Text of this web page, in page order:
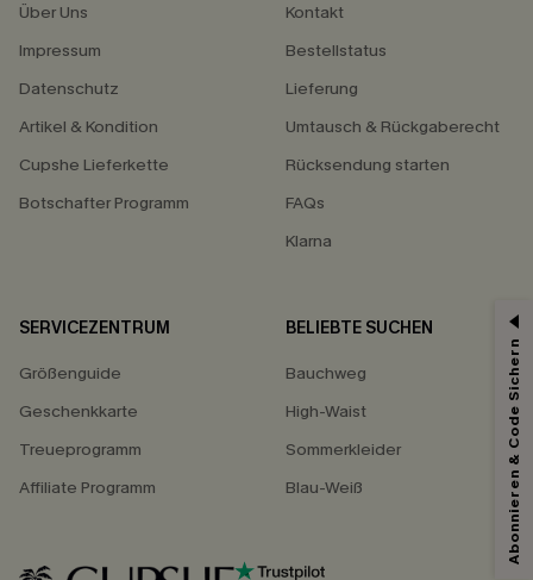
Über Uns
Impressum
Datenschutz
Artikel & Kondition
Cupshe Lieferkette
Botschafter Programm
Kontakt
Bestellstatus
Lieferung
Umtausch & Rückgaberecht
Rücksendung starten
FAQs
Klarna
SERVICEZENTRUM
Größenguide
Geschenkkarte
Treueprogramm
Affiliate Programm
BELIEBTE SUCHEN
Bauchweg
High-Waist
Sommerkleider
Blau-Weiß
15% ERHALTEN
15% ohne MBW für E-Mail-Abonnenten.
*Ein Code pro Bestellung. Jeder Code ist einmal gültig.
undDatenschutzbestimmungen. Sie können sich jederzeit abmelden.
Abonnieren & Code Sichern